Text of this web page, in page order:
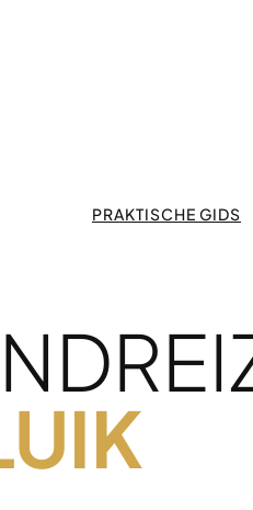
PRAKTISCHE GIDS